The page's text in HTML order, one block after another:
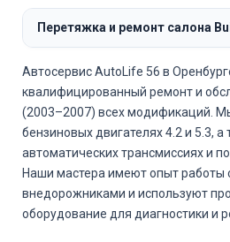
Перетяжка и ремонт салона
Автосервис AutoLife 56 в
квалифицированный ремонт и
(2003–2007) всех модификаций.
бензиновых двигателях 4.2 и 5.3, а
автоматических трансмиссиях и
Наши мастера имеют опыт работы
внедорожниками и используют
оборудование для диагностики и